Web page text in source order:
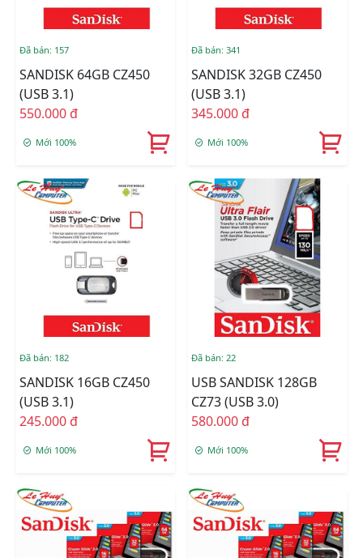
Đã bán: 157
SANDISK 64GB CZ450
(USB 3.1)
550.000 đ
Mới 100%
Đã bán: 341
SANDISK 32GB CZ450
(USB 3.1)
345.000 đ
Mới 100%
Đã bán: 182
SANDISK 16GB CZ450
(USB 3.1)
245.000 đ
Mới 100%
Đã bán: 22
USB SANDISK 128GB
CZ73 (USB 3.0)
580.000 đ
Mới 100%